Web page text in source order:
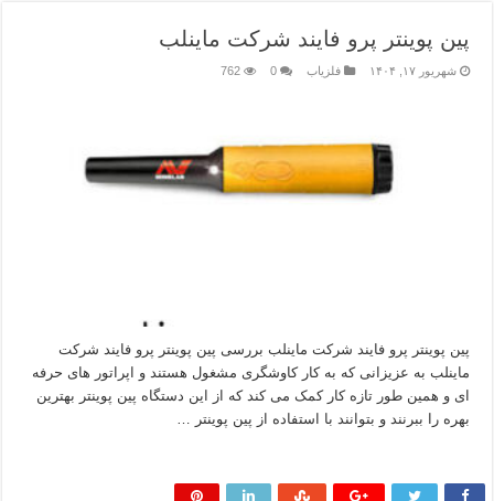
پین پوینتر پرو فایند شرکت ماینلب
شهریور ۱۷, ۱۴۰۴ فلزیاب 0
762
پین پوینتر پرو فایند شرکت ماینلب بررسی پین پوینتر پرو فایند شرکت
ماینلب به عزیزانی که به کار کاوشگری مشغول هستند و اپراتور های حرفه
ای و همین طور تازه کار کمک می کند که از این دستگاه پین پوینتر بهترین
بهره را ببرنند و بتوانند با استفاده از پین پوینتر …